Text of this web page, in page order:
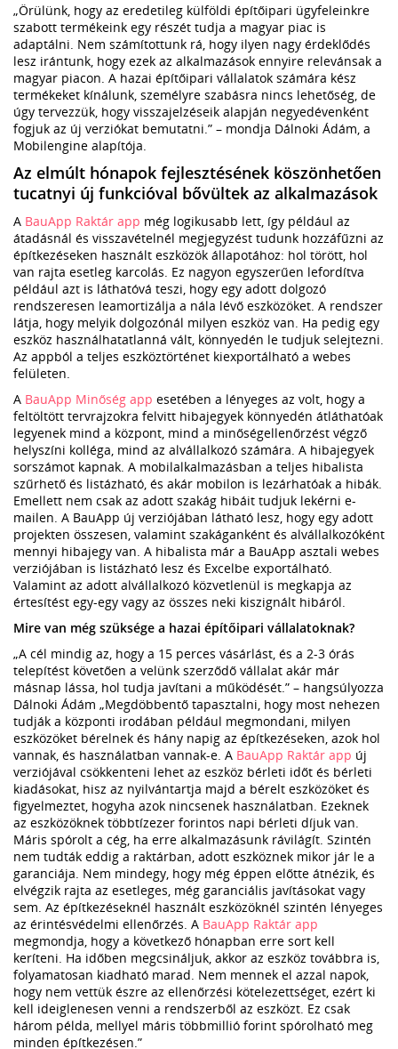
„Örülünk, hogy az eredetileg külföldi építőipari ügyfeleinkre
szabott termékeink egy részét tudja a magyar piac is
adaptálni. Nem számítottunk rá, hogy ilyen nagy érdeklődés
lesz irántunk, hogy ezek az alkalmazások ennyire relevánsak a
magyar piacon. A hazai építőipari vállalatok számára kész
termékeket kínálunk, személyre szabásra nincs lehetőség, de
úgy tervezzük, hogy visszajelzéseik alapján negyedévenként
fogjuk az új verziókat bemutatni.” – mondja Dálnoki Ádám, a
Mobilengine alapítója.
Az elmúlt hónapok fejlesztésének köszönhetően
tucatnyi új funkcióval bővültek az alkalmazások
A BauApp Raktár app még logikusabb lett, így például az
átadásnál és visszavételnél megjegyzést tudunk hozzáfűzni az
építkezéseken használt eszközök állapotához: hol törött, hol
van rajta esetleg karcolás. Ez nagyon egyszerűen lefordítva
például azt is láthatóvá teszi, hogy egy adott dolgozó
rendszeresen leamortizálja a nála lévő eszközöket. A rendszer
látja, hogy melyik dolgozónál milyen eszköz van. Ha pedig egy
eszköz használhatatlanná vált, könnyedén le tudjuk selejtezni.
Az appból a teljes eszköztörténet kiexportálható a webes
felületen.
A BauApp Minőség app esetében a lényeges az volt, hogy a
feltöltött tervrajzokra felvitt hibajegyek könnyedén átláthatóak
legyenek mind a központ, mind a minőségellenőrzést végző
helyszíni kolléga, mind az alvállalkozó számára. A hibajegyek
sorszámot kapnak. A mobilalkalmazásban a teljes hibalista
szűrhető és listázható, és akár mobilon is lezárhatóak a hibák.
Emellett nem csak az adott szakág hibáit tudjuk lekérni e-
mailen. A BauApp új verziójában látható lesz, hogy egy adott
projekten összesen, valamint szakáganként és alvállalkozóként
mennyi hibajegy van. A hibalista már a BauApp asztali webes
verziójában is listázható lesz és Excelbe exportálható.
Valamint az adott alvállalkozó közvetlenül is megkapja az
értesítést egy-egy vagy az összes neki kiszignált hibáról.
Mire van még szüksége a hazai építőipari vállalatoknak?
„A cél mindig az, hogy a 15 perces vásárlást, és a 2-3 órás
telepítést követően a velünk szerződő vállalat akár már
másnap lássa, hol tudja javítani a működését.” – hangsúlyozza
Dálnoki Ádám „Megdöbbentő tapasztalni, hogy most nehezen
tudják a központi irodában például megmondani, milyen
eszközöket bérelnek és hány napig az építkezéseken, azok hol
vannak, és használatban vannak-e. A BauApp Raktár app új
verziójával csökkenteni lehet az eszköz bérleti időt és bérleti
kiadásokat, hisz az nyilvántartja majd a bérelt eszközöket és
figyelmeztet, hogyha azok nincsenek használatban. Ezeknek
az eszközöknek többtízezer forintos napi bérleti díjuk van.
Máris spórolt a cég, ha erre alkalmazásunk rávilágít. Szintén
nem tudták eddig a raktárban, adott eszköznek mikor jár le a
garanciája. Nem mindegy, hogy még éppen előtte átnézik, és
elvégzik rajta az esetleges, még garanciális javításokat vagy
sem. Az építkezéseknél használt eszközöknél szintén lényeges
az érintésvédelmi ellenőrzés. A BauApp Raktár app
megmondja, hogy a következő hónapban erre sort kell
keríteni. Ha időben megcsináljuk, akkor az eszköz továbbra is,
folyamatosan kiadható marad. Nem mennek el azzal napok,
hogy nem vettük észre az ellenőrzési kötelezettséget, ezért ki
kell ideiglenesen venni a rendszerből az eszközt. Ez csak
három példa, mellyel máris többmillió forint spórolható meg
minden építkezésen.”